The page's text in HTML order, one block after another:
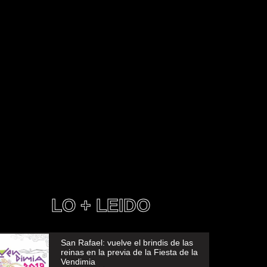
LO + LEIDO
San Rafael: vuelve el brindis de las
reinas en la previa de la Fiesta de la
Vendimia